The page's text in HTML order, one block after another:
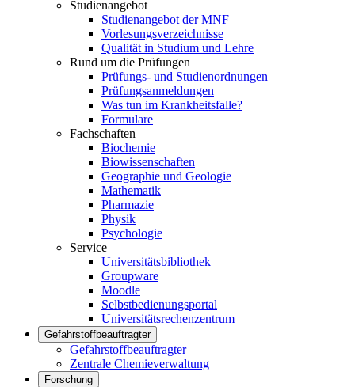
Studienangebot
Studienangebot der MNF
Vorlesungsverzeichnisse
Qualität in Studium und Lehre
Rund um die Prüfungen
Prüfungs- und Studienordnungen
Prüfungsanmeldungen
Was tun im Krankheitsfalle?
Formulare
Fachschaften
Biochemie
Biowissenschaften
Geographie und Geologie
Mathematik
Pharmazie
Physik
Psychologie
Service
Universitätsbibliothek
Groupware
Moodle
Selbstbedienungsportal
Universitätsrechenzentrum
Gefahrstoffbeauftragter
Gefahrstoffbeauftragter
Zentrale Chemieverwaltung
Forschung